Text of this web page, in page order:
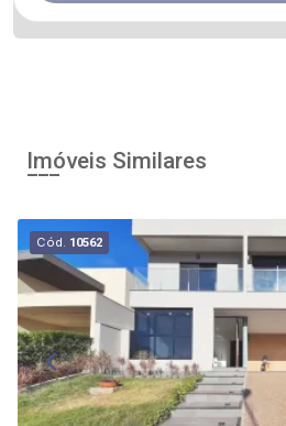
Imóveis Similares
Cód. 10562